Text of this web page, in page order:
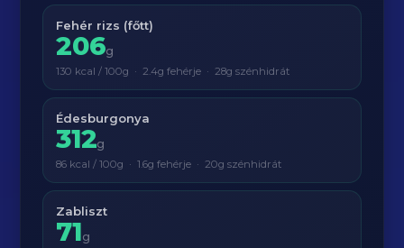
Fehér rizs (főtt)
206g
130 kcal / 100g · 2.4g fehérje · 28g szénhidrát
Édesburgonya
312g
86 kcal / 100g · 1.6g fehérje · 20g szénhidrát
Zabliszt
71g